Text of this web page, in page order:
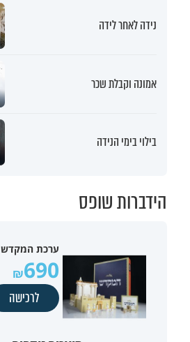
נידה לאחר לידה
אמונה וקבלת שכר
בילוי בימי הנידה
הידברות שופס
ערכת המקדש
690
לרכישה